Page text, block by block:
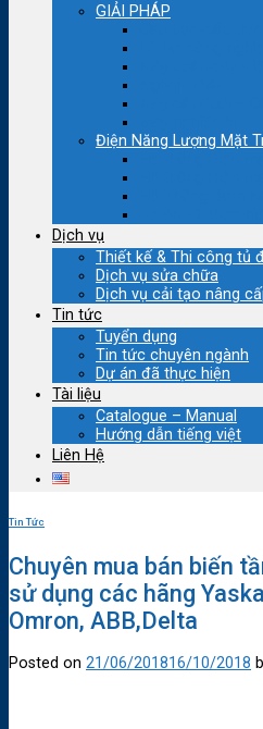
GIẢI PHÁP
Điện Năng Lượng Mặt
Dịch vụ
Thiết kế & Thi công tủ
Dịch vụ sửa chữa
Dịch vụ cải tạo nâng
Tin tức
Tuyển dụng
Tin tức chuyên ngành
Dự án đã thực hiện
Tài liệu
Catalogue – Manual
Hướng dẫn tiếng việt
Liên Hệ
Tin Tức
Chuyên mua bán biến
sử dụng các hãng
Omron, ABB,Delta
Posted on 21/06/201816/10/2018